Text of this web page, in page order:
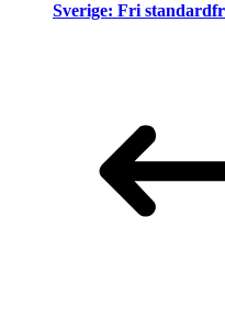
Sverige: Fri